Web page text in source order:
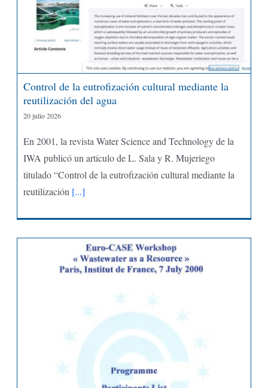
Control de la eutrofización cultural mediante la
reutilización del agua
20 julio 2026
En 2001, la revista Water Science and Technology de la
IWA publicó un artículo de L. Sala y R. Mujeriego
titulado “Control de la eutrofización cultural mediante la
reutilización [...]